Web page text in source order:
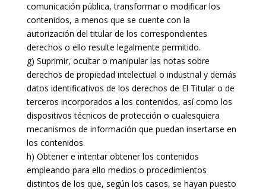
comunicación pública, transformar o modificar los
contenidos, a menos que se cuente con la
autorización del titular de los correspondientes
derechos o ello resulte legalmente permitido.
g) Suprimir, ocultar o manipular las notas sobre
derechos de propiedad intelectual o industrial y demás
datos identificativos de los derechos de El Titular o de
terceros incorporados a los contenidos, así como los
dispositivos técnicos de protección o cualesquiera
mecanismos de información que puedan insertarse en
los contenidos.
h) Obtener e intentar obtener los contenidos
empleando para ello medios o procedimientos
distintos de los que, según los casos, se hayan puesto